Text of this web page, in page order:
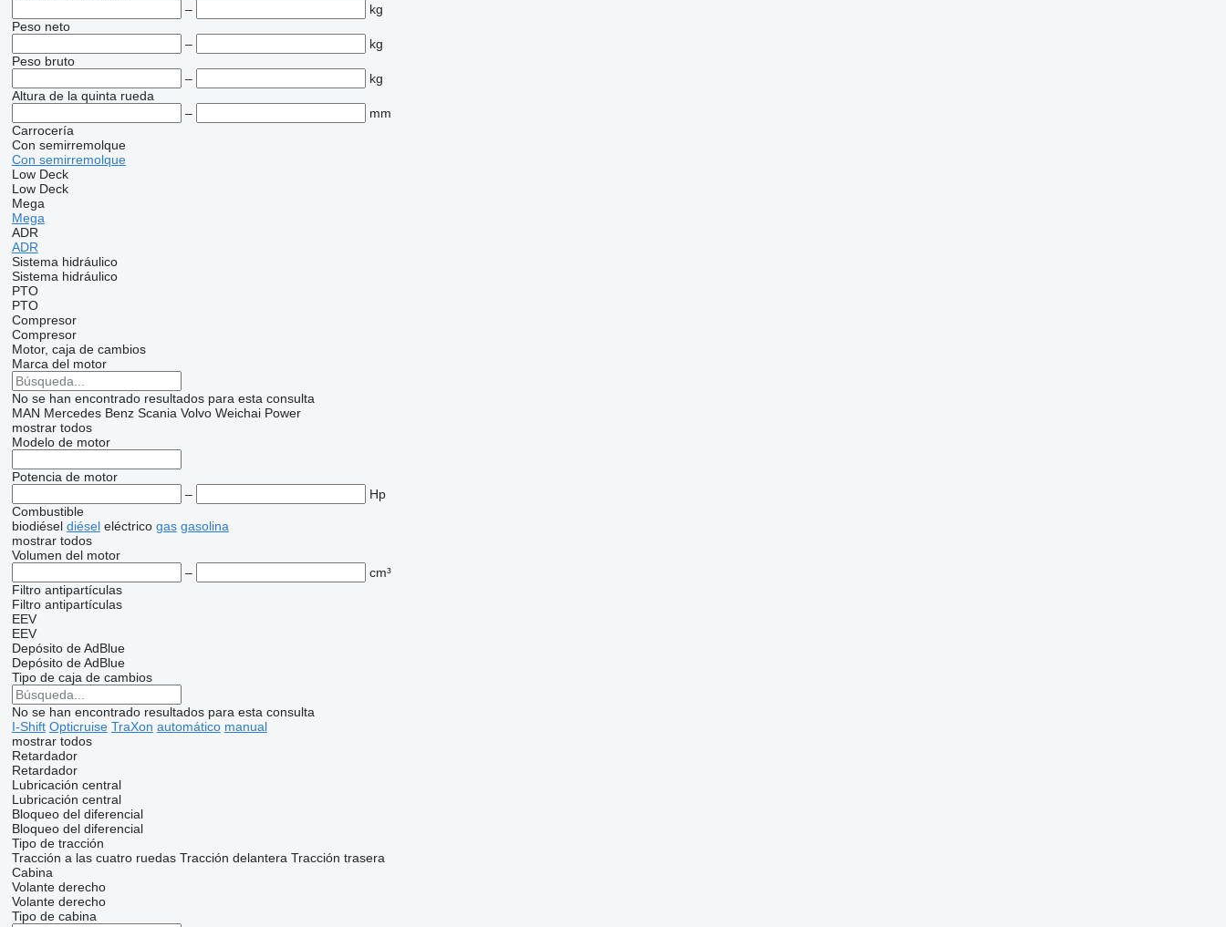
–
kg
Peso neto
–
kg
Peso bruto
–
kg
Altura de la quinta rueda
–
mm
Carrocería
Con semirremolque
Con semirremolque
Low Deck
Low Deck
Mega
Mega
ADR
ADR
Sistema hidráulico
Sistema hidráulico
PTO
PTO
Compresor
Compresor
Motor, caja de cambios
Marca del motor
No se han encontrado resultados para esta consulta
MAN Mercedes Benz Scania Volvo Weichai Power
mostrar todos
Modelo de motor
Potencia de motor
–
Hp
Combustible
biodiésel diésel eléctrico gas gasolina
mostrar todos
Volumen del motor
–
cm³
Filtro antipartículas
Filtro antipartículas
EEV
EEV
Depósito de AdBlue
Depósito de AdBlue
Tipo de caja de cambios
No se han encontrado resultados para esta consulta
I-Shift Opticruise TraXon automático manual
mostrar todos
Retardador
Retardador
Lubricación central
Lubricación central
Bloqueo del diferencial
Bloqueo del diferencial
Tipo de tracción
Tracción a las cuatro ruedas Tracción delantera Tracción trasera
Cabina
Volante derecho
Volante derecho
Tipo de cabina